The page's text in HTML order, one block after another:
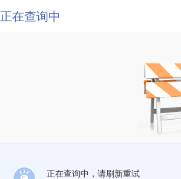
正在查询中
正在查询中，请刷新重试